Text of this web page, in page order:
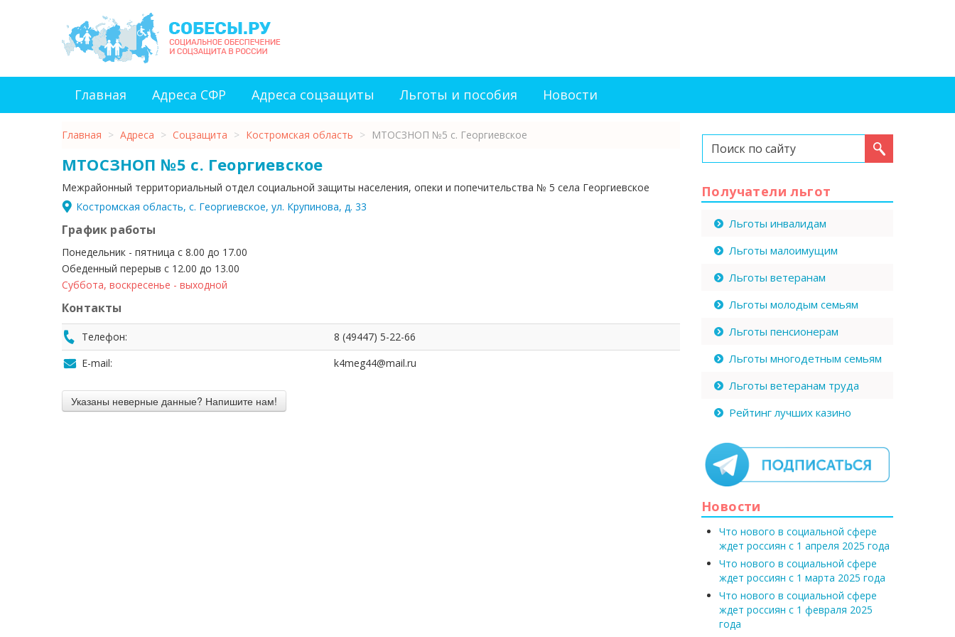
Главная Адреса СФР Адреса соцзащиты Льготы и пособия Новости
Главная > Адреса > Соцзащита > Костромская область > МТОСЗНОП №5 с. Георгиевское
МТОСЗНОП №5 с. Георгиевское
Межрайонный территориальный отдел социальной защиты населения, опеки и попечительства № 5 села Георгиевское
Костромская область, с. Георгиевское, ул. Крупинова, д. 33
График работы
Понедельник - пятница с 8.00 до 17.00
Обеденный перерыв с 12.00 до 13.00
Суббота, воскресенье - выходной
Контакты
Телефон:
8 (49447) 5-22-66
E-mail:
k4meg44@mail.ru
Искать...
Получатели льгот
Льготы инвалидам
Льготы малоимущим
Льготы ветеранам
Льготы молодым семьям
Льготы пенсионерам
Льготы многодетным семьям
Льготы ветеранам труда
Рейтинг лучших казино
Новости
Что нового в социальной сфере
ждет россиян с 1 апреля 2025 года
Что нового в социальной сфере
ждет россиян с 1 марта 2025 года
Что нового в социальной сфере
ждет россиян с 1 февраля 2025
года